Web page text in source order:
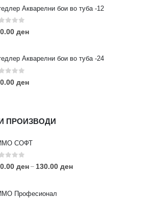
Акварелни бои во туба -12
of 5ден
Акварелни бои во туба -24
of 5ден
ПРОИЗВОДИ
СОФТ
of 5ден – 130.00 ден
Професионал